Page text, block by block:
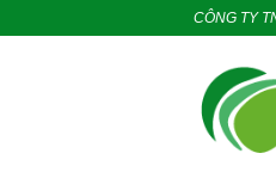
CÔNG TY